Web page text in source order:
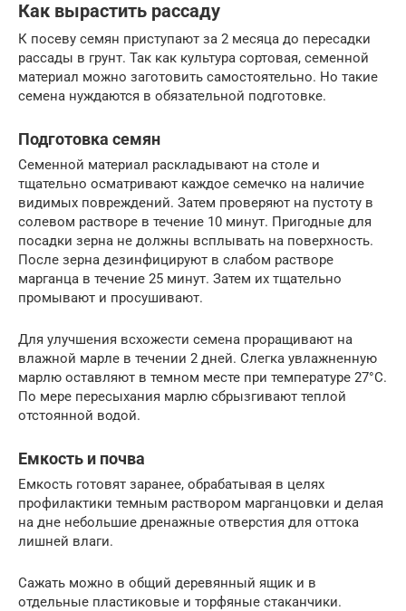
Как вырастить рассаду
К посеву семян приступают за 2 месяца до пересадки
рассады в грунт. Так как культура сортовая, семенной
материал можно заготовить самостоятельно. Но такие
семена нуждаются в обязательной подготовке.
Подготовка семян
Семенной материал раскладывают на столе и
тщательно осматривают каждое семечко на наличие
видимых повреждений. Затем проверяют на пустоту в
солевом растворе в течение 10 минут. Пригодные для
посадки зерна не должны всплывать на поверхность.
После зерна дезинфицируют в слабом растворе
марганца в течение 25 минут. Затем их тщательно
промывают и просушивают.
Для улучшения всхожести семена проращивают на
влажной марле в течении 2 дней. Слегка увлажненную
марлю оставляют в темном месте при температуре 27°C.
По мере пересыхания марлю сбрызгивают теплой
отстоянной водой.
Емкость и почва
Емкость готовят заранее, обрабатывая в целях
профилактики темным раствором марганцовки и делая
на дне небольшие дренажные отверстия для оттока
лишней влаги.
Сажать можно в общий деревянный ящик и в
отдельные пластиковые и торфяные стаканчики.